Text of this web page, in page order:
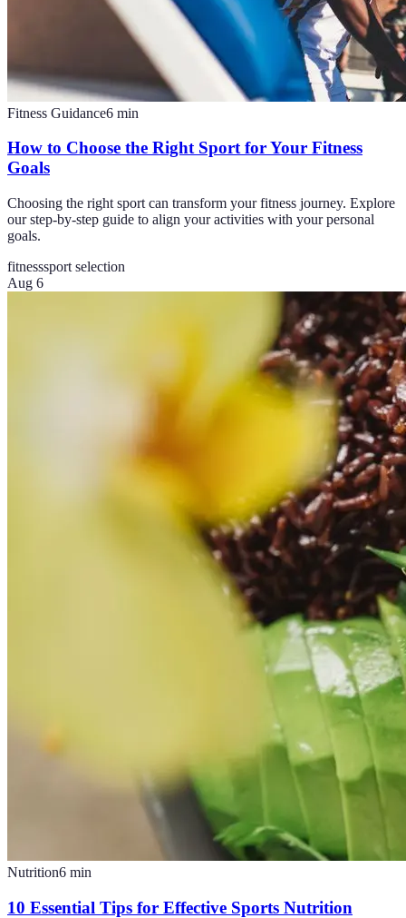
Fitness Guidance6 min
How to Choose the Right Sport for Your Fitness
Goals
Choosing the right sport can transform your fitness journey. Explore
our step-by-step guide to align your activities with your personal
goals.
fitnesssport selection
Aug 6
Nutrition6 min
10 Essential Tips for Effective Sports Nutrition